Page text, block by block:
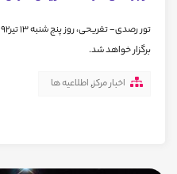
برگزار خواهد شد.
اخبار مرکز,اطلاعیه ها